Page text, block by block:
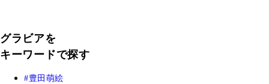
グラビアを
キーワードで探す
豊田萌絵